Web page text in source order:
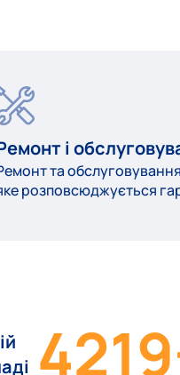
і
та
розповсюджується
4219